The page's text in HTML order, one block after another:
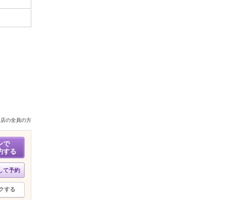
の全員の方
で
する
て予約
する